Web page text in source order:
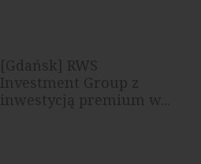
[Gdańsk] RWS
Investment Group z
inwestycją premium w...